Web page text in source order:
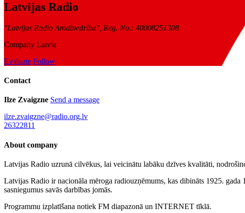
Latvijas Radio
"Latvijas Radio Arodbiedrība", Reg. No.: 40008251308
Company Latvia
Evaluate Follow
Contact
Ilze Zvaigzne Send a message
ilze.zvaigzne@radio.org.lv
26322811
About company
Latvijas Radio uzrunā cilvēkus, lai veicinātu labāku dzīves kvalitāti,
Latvijas Radio ir nacionāla mēroga radiouzņēmums, kas dibināts 1925.
sasniegumus savās darbības jomās.
Programmu izplatīšana notiek FM diapazonā un INTERNET tīklā.